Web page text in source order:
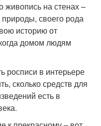
живопись на стенах –
природы, своего рода
историю от
домом людям
росписи в интерьере
сколько средств для
есть в